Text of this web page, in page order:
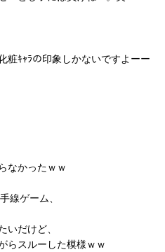
粧ｷｬﾗの印象しかないですよーー
なかったｗｗ
線ゲーム、
だけど、
らスルーした模様ｗｗ